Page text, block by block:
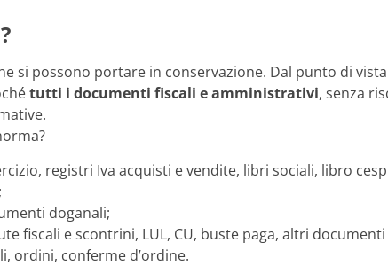
si possono portare in conservazione. Dal punto di
tutti i documenti fiscali e amministrativi, senza
registri Iva acquisti e vendite, libri sociali, libro
doganali;
fiscali e scontrini, LUL, CU, buste paga, altri
ordini, conferme d’ordine.